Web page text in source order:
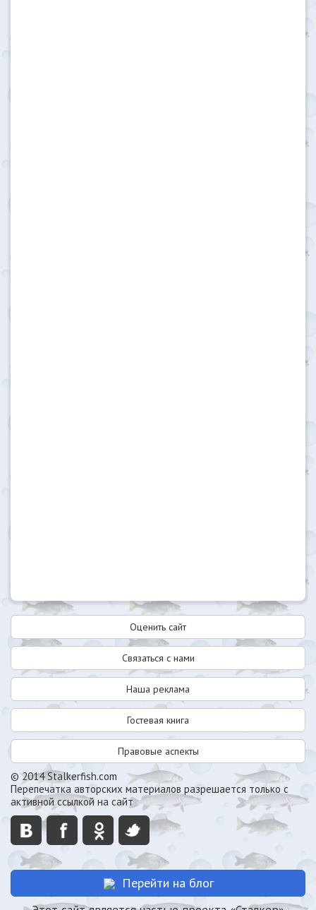
Оценить сайт
Связаться с нами
Наша реклама
Гостевая книга
Правовые аспекты
© 2014 Stalkerfish.com
Перепечатка авторских материалов разрешается только с
активной ссылкой на сайт
Перейти на блог